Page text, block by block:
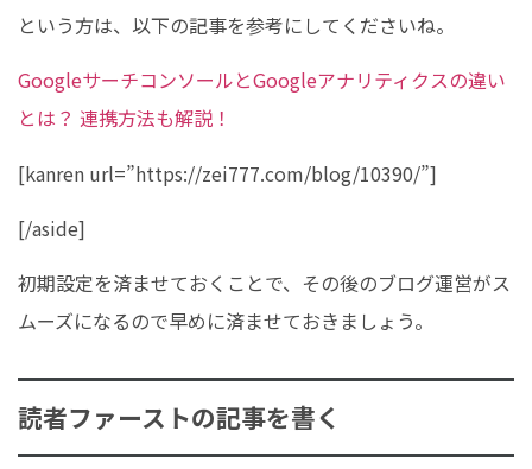
という方は、以下の記事を参考にしてくださいね。
GoogleサーチコンソールとGoogleアナリティクスの違い
とは？ 連携方法も解説！
[kanren url=”https://zei777.com/blog/10390/”]
[/aside]
初期設定を済ませておくことで、その後のブログ運営がス
ムーズになるので早めに済ませておきましょう。
読者ファーストの記事を書く